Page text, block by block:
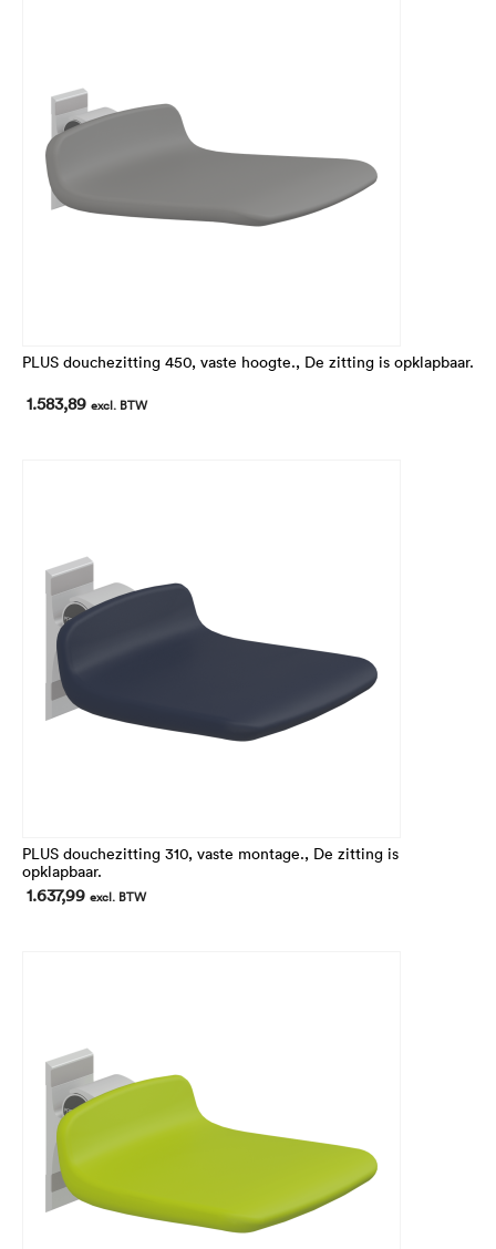
PLUS douchezitting 450, vaste hoogte., De zitting is opklapbaar.
1.583,89 excl. BTW
PLUS douchezitting 310, vaste montage., De zitting is
opklapbaar.
1.637,99 excl. BTW